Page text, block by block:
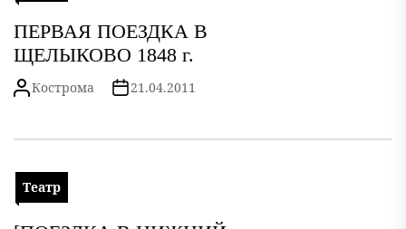
ПЕРВАЯ ПОЕЗДКА В
ЩЕЛЫКОВО 1848 г.
Кострома 21.04.2011
Театр